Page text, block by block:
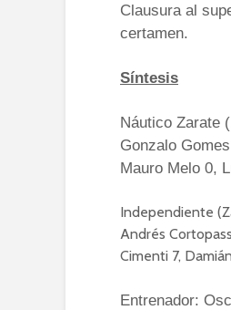
Clausura al
certamen.
Síntesis
Náutico Zarate
Gonzalo
Mauro Melo 0,
Independiente
Andrés
Cimenti 7,
Entrenador: